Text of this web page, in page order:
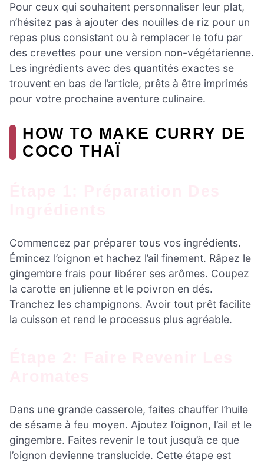
Pour ceux qui souhaitent personnaliser leur plat,
n’hésitez pas à ajouter des nouilles de riz pour un
repas plus consistant ou à remplacer le tofu par
des crevettes pour une version non-végétarienne.
Les ingrédients avec des quantités exactes se
trouvent en bas de l’article, prêts à être imprimés
pour votre prochaine aventure culinaire.
HOW TO MAKE CURRY DE
COCO THAÏ
Commencez par préparer tous vos ingrédients.
Émincez l’oignon et hachez l’ail finement. Râpez le
gingembre frais pour libérer ses arômes. Coupez
la carotte en julienne et le poivron en dés.
Tranchez les champignons. Avoir tout prêt facilite
la cuisson et rend le processus plus agréable.
Dans une grande casserole, faites chauffer l’huile
de sésame à feu moyen. Ajoutez l’oignon, l’ail et le
gingembre. Faites revenir le tout jusqu’à ce que
l’oignon devienne translucide. Cette étape est